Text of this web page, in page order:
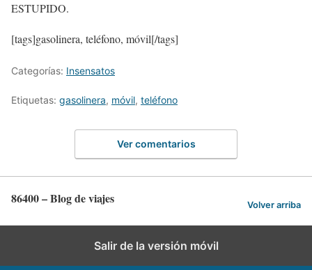
ESTUPIDO.
[tags]gasolinera, teléfono, móvil[/tags]
Categorías: Insensatos
Etiquetas: gasolinera, móvil, teléfono
Ver comentarios
86400 – Blog de viajes Volver arriba
Salir de la versión móvil